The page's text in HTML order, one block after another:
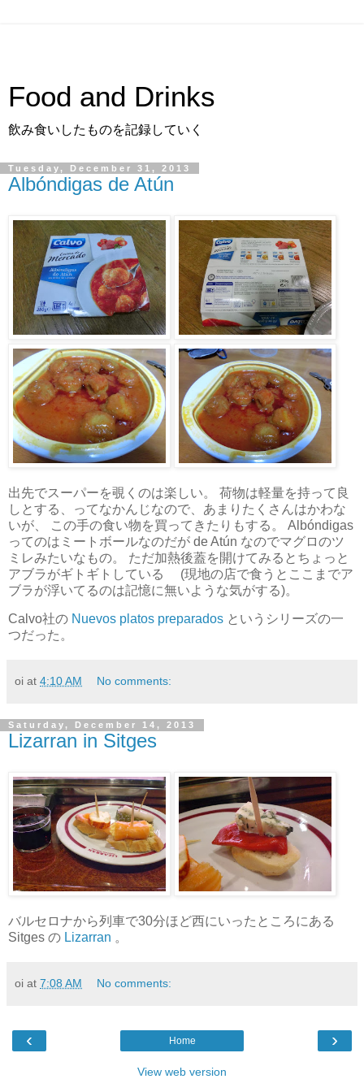
Food and Drinks
飲み食いしたものを記録していく
Tuesday, December 31, 2013
Albóndigas de Atún
出先でスーパーを覗くのは楽しい。 荷物は軽量を持って良
しとする、ってなかんじなので、あまりたくさんはかわな
いが、 この手の食い物を買ってきたりもする。 Albóndigas
ってのはミートボールなのだが de Atún なのでマグロのツ
ミレみたいなもの。 ただ加熱後蓋を開けてみるとちょっと
アブラがギトギトしている (現地の店で食うとここまでア
ブラが浮いてるのは記憶に無いような気がする)。
Calvo社の Nuevos platos preparados というシリーズの一
つだった。
oi at 4:10 AM No comments:
Saturday, December 14, 2013
Lizarran in Sitges
バルセロナから列車で30分ほど西にいったところにある
Sitges の Lizarran 。
oi at 7:08 AM No comments:
‹ ›
Home
View web version